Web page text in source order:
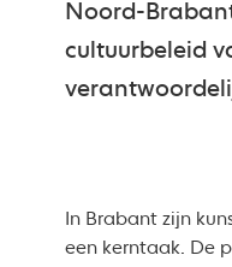
Noord-
cultuurbeleid
In Brabant zijn
een kerntaak. De